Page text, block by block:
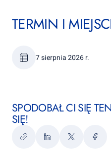
TERMIN I
7 sierpnia 2026 r.
SPODOBAŁ CI SIĘ
SIĘ!
KopiujLinkedInTwitter